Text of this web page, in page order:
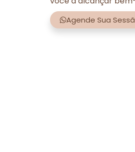
Agende Sua